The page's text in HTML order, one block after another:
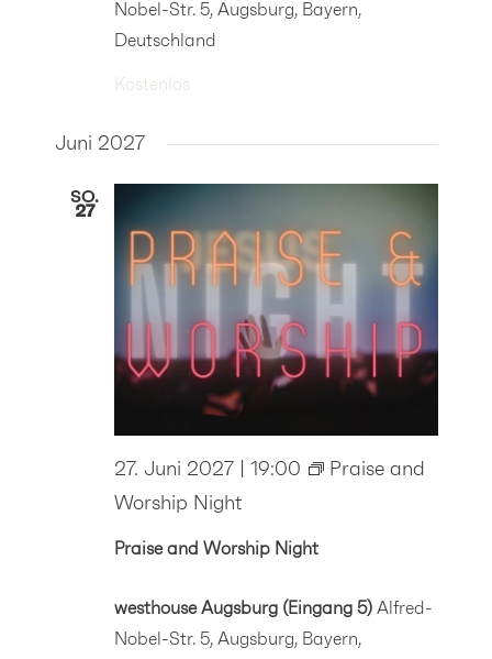
Nobel-Str. 5, Augsburg, Bayern,
Deutschland
Kostenlos
Juni 2027
SO.
27
Praise and Worship Night
27. Juni 2027 | 19:00
Praise and
Worship Night
westhouse Augsburg (Eingang 5) Alfred-
Nobel-Str. 5, Augsburg, Bayern,